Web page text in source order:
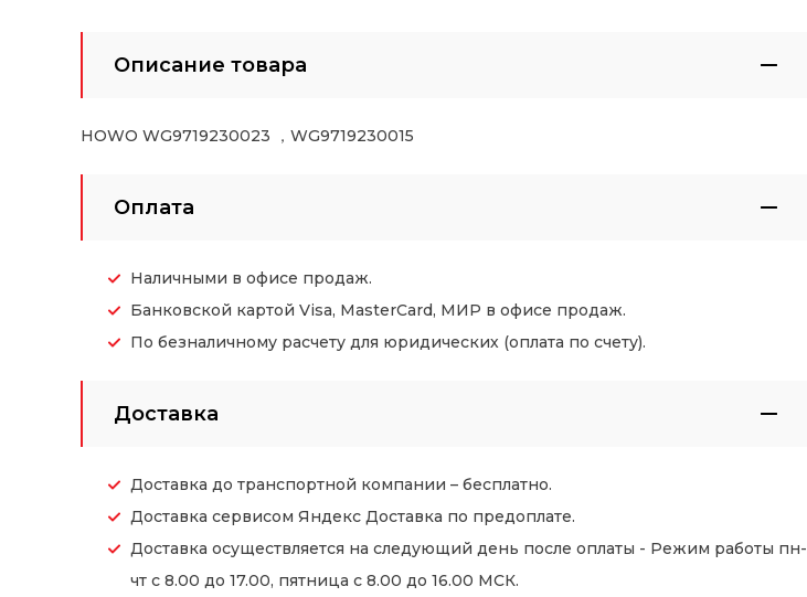
Описание товара
HOWO WG9719230023 ，WG9719230015
Оплата
Наличными в офисе продаж.
Банковской картой Visa, MasterCard, МИР в офисе продаж.
По безналичному расчету для юридических (оплата по счету).
Доставка
Доставка до транспортной компании – бесплатно.
Доставка сервисом Яндекс Доставка по предоплате.
Доставка осуществляется на следующий день после оплаты - Режим работы пн-
чт с 8.00 до 17.00, пятница с 8.00 до 16.00 МСК.